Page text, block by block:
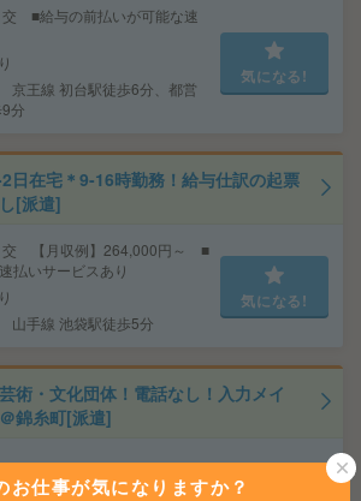
■給与の前払いが可能な速
京王線 初台駅徒歩6分、都営
分
気になる!
日在宅＊9-16時勤務！給与仕訳の起票
[派遣]
交 【月収例】264,000円～ ■
払いサービスあり
山手線 池袋駅徒歩5分
気になる!
術・文化団体！電話なし！入力メイ
錦糸町[派遣]
お仕事が気になりますか？